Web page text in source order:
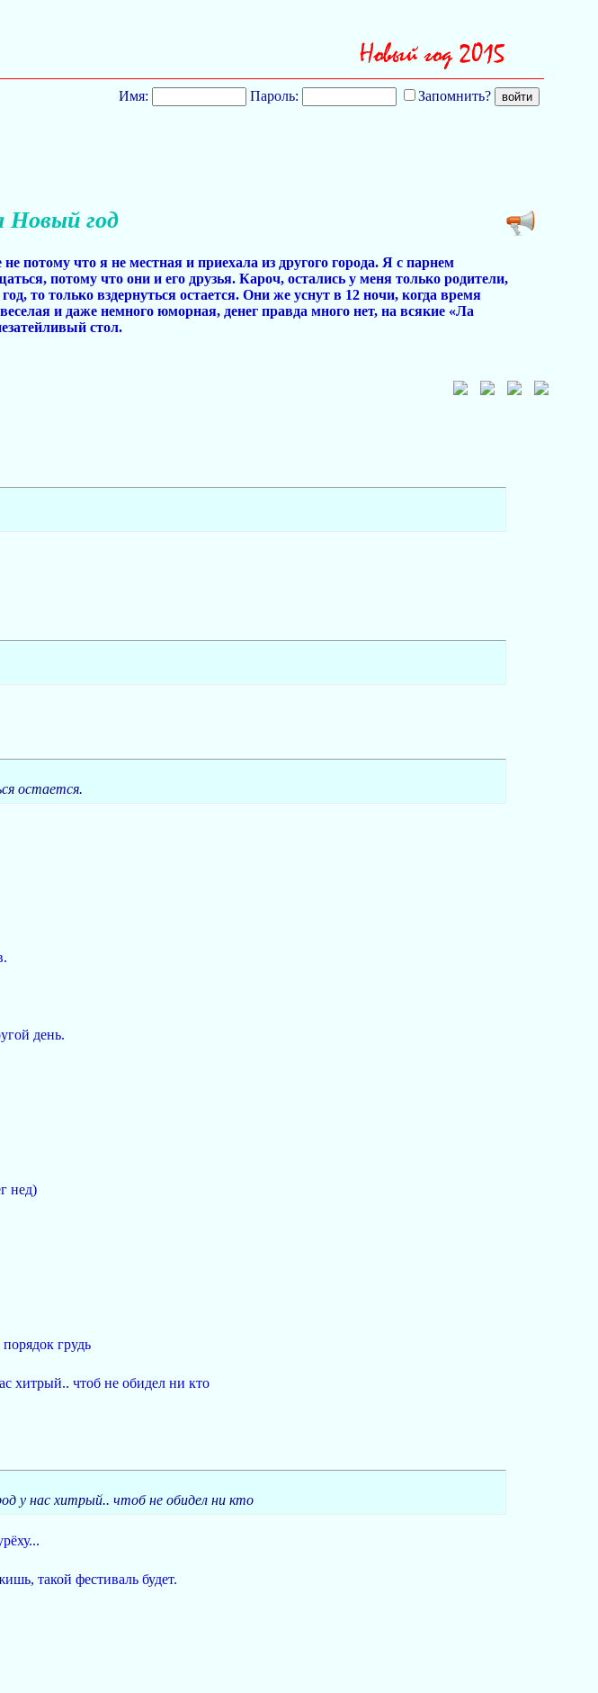
Имя: Пароль: Запомнить?
год
что я не местная и приехала из другого города. Я с парнем
потому что они и его друзья. Кароч, остались у меня только родители,
то только вздернуться остается. Они же уснут в 12 ночи, когда время
и даже немного юморная, денег правда много нет, на всякие «Ла
стол.
остается.
день.
нед)
грудь
хитрый.. чтоб не обидел ни кто
у нас хитрый.. чтоб не обидел ни кто
такой фестиваль будет.